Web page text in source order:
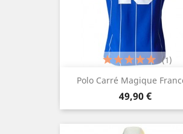
Polo Carré Magique
Prezzo
49,90 €
(1)